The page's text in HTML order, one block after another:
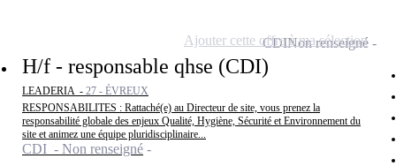
H/f - responsable qhse (CDI)
LEADERIA - 27 - ÉVREUX
RESPONSABILITES : Rattaché(e) au Directeur de site, vous prenez la
responsabilité globale des enjeux Qualité, Hygiène, Sécurité et Environnement du
site et animez une équipe pluridisciplinaire...
CDI - Non renseigné
CDINon renseigné
Ajouter cette offre à ma sélection